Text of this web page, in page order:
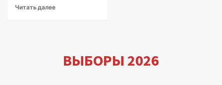
Читать далее
ВЫБОРЫ 2026